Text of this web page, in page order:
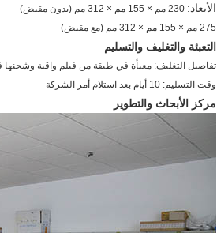
الأبعاد:
275 مم × 155 مم × 312 مم (مع مقبض)
التعبئة والتغليف والتسليم
تفاصيل التغليف: معبأة في طبقة من فيلم واقية
وقت التسليم: 10 أيام بعد استلام أمر الشركة
مركز الأبحاث والتطوير